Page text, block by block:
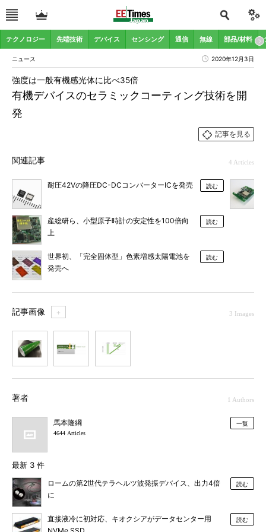
テクノロジー 先端技術 デバイス センシング 通信 無線 部品/材料
ニュース 2020年12月3日
有機デバイスのセラミックコーティング技術を開
発
強度は一般有機感光体に比べ35倍
記事を見る
関連記事 4 Articles
耐圧42Vの降圧DC-DCコンバーターICを発売 読む
産総研ら、小型原子時計の安定性を100倍向
上
読む
世界初、「完全固体型」色素増感太陽電池を
発売へ
読む
記事画像 ＋ 3 Images
著者 1 Authors
馬本隆綱
4644 Articles
一覧
最新 3 件
ロームの第2世代テラヘルツ波発振デバイス、出力4倍
に
読む
直接液冷に初対応、キオクシアがデータセンター用
読む